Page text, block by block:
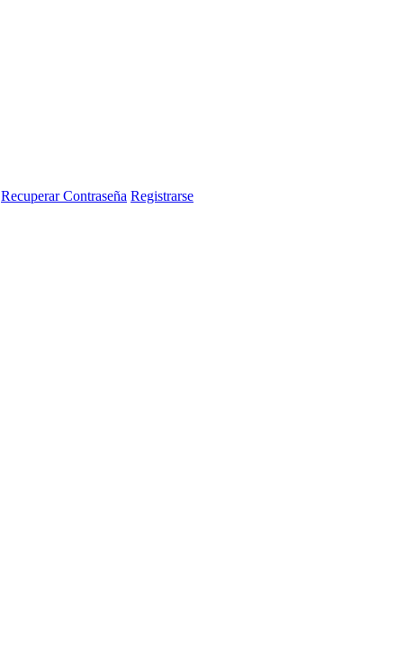
Recuperar Contraseña Registrarse